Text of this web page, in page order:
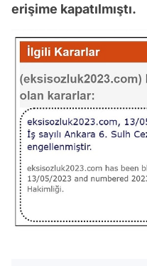
erişime kapatılmıştı.